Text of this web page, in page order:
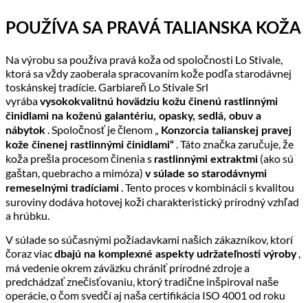
POUŽÍVA SA PRAVÁ TALIANSKA KOŽA
Na výrobu sa používa pravá koža od spoločnosti Lo Stivale,
ktorá sa vždy zaoberala spracovaním kože podľa starodávnej
toskánskej tradície. Garbiareň Lo Stivale Srl
vyrábavysokokvalitnú hovädziu kožu činenú rastlinnými
činidlami na koženú galantériu, opasky, sedlá, obuv a
nábytok
. Spoločnosť je členom „
Konzorcia talianskej pravej
kože činenej rastlinnými činidlami“ . Táto značka zaručuje, že
koža prešla procesom činenia s rastlinnými extraktmi (ako sú
gaštan, quebracho a mimóza) v súlade so starodávnymi
remeselnými tradíciami . Tento proces v kombinácii s kvalitou
suroviny dodáva hotovej koži charakteristický prírodný vzhľad
a hrúbku.
V súlade so súčasnými požiadavkami našich zákazníkov, ktorí
čoraz viacdbajú na komplexné aspekty udržateľnosti výroby,
má vedenie okrem záväzku chrániť prírodné zdroje a
predchádzať znečisťovaniu, ktorý tradične inšpiroval naše
operácie, o čom svedčí aj naša certifikácia ISO 4001 od roku